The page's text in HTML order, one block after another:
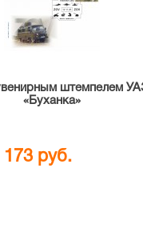
штемпелем
«Буханка»
173 руб.